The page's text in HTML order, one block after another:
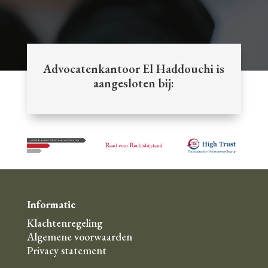
e
r
i
*
n
a
Advocatenkantoor El Haddouchi is
aangesloten bij:
Informatie
Klachtenregeling
Algemene voorwaarden
Privacy statement